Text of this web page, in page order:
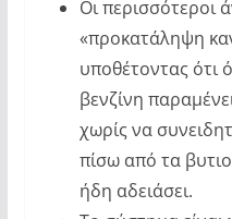
Οι περισσότεροι
«προκατάληψη
υποθέτοντας ότι
βενζίνη
χωρίς να
πίσω από τα
ήδη αδειάσει.